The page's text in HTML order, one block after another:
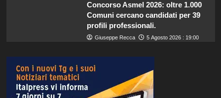
Concorso Asmel 2026: oltre 1.000
Comuni cercano candidati per 39
profili professionali.
Giuseppe Recca 5 Agosto 2026 : 19:00